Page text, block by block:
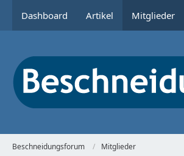
Dashboard Artikel Mitglieder
Beschneidungsforum Mitglieder